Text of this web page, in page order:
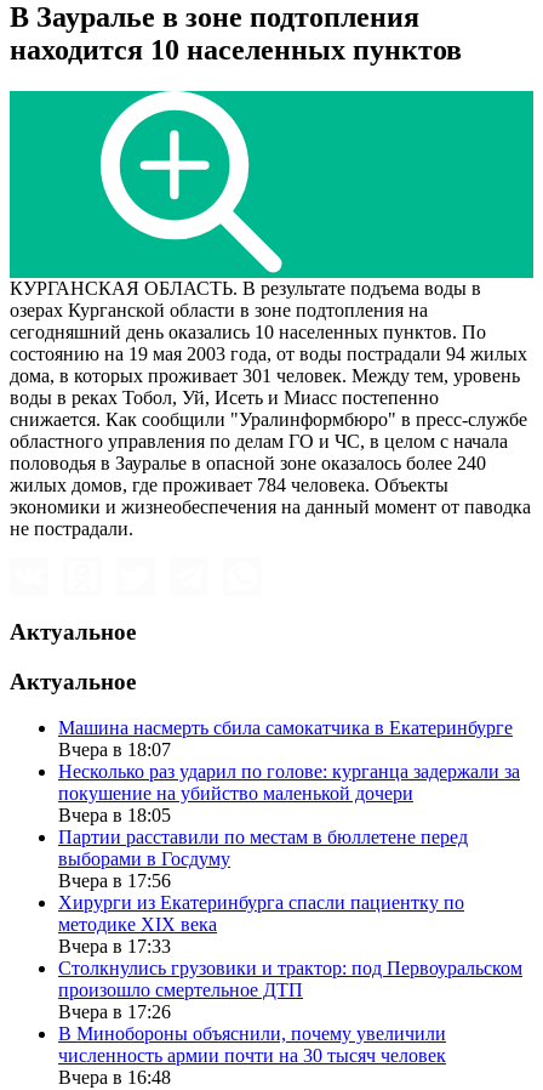
В Зауралье в зоне подтопления
находится 10 населенных пунктов
КУРГАНСКАЯ ОБЛАСТЬ. В результате подъема воды в
озерах Курганской области в зоне подтопления на
сегодняшний день оказались 10 населенных пунктов. По
состоянию на 19 мая 2003 года, от воды пострадали 94 жилых
дома, в которых проживает 301 человек. Между тем, уровень
воды в реках Тобол, Уй, Исеть и Миасс постепенно
снижается. Как сообщили "Уралинформбюро" в пресс-службе
областного управления по делам ГО и ЧС, в целом с начала
половодья в Зауралье в опасной зоне оказалось более 240
жилых домов, где проживает 784 человека. Объекты
экономики и жизнеобеспечения на данный момент от паводка
не пострадали.
Актуальное
Актуальное
Машина насмерть сбила самокатчика в Екатеринбурге
Вчера в 18:07
Несколько раз ударил по голове: курганца задержали за
покушение на убийство маленькой дочери
Вчера в 18:05
Партии расставили по местам в бюллетене перед
выборами в Госдуму
Вчера в 17:56
Хирурги из Екатеринбурга спасли пациентку по
методике XIX века
Вчера в 17:33
Столкнулись грузовики и трактор: под Первоуральском
произошло смертельное ДТП
Вчера в 17:26
В Минобороны объяснили, почему увеличили
численность армии почти на 30 тысяч человек
Вчера в 16:48